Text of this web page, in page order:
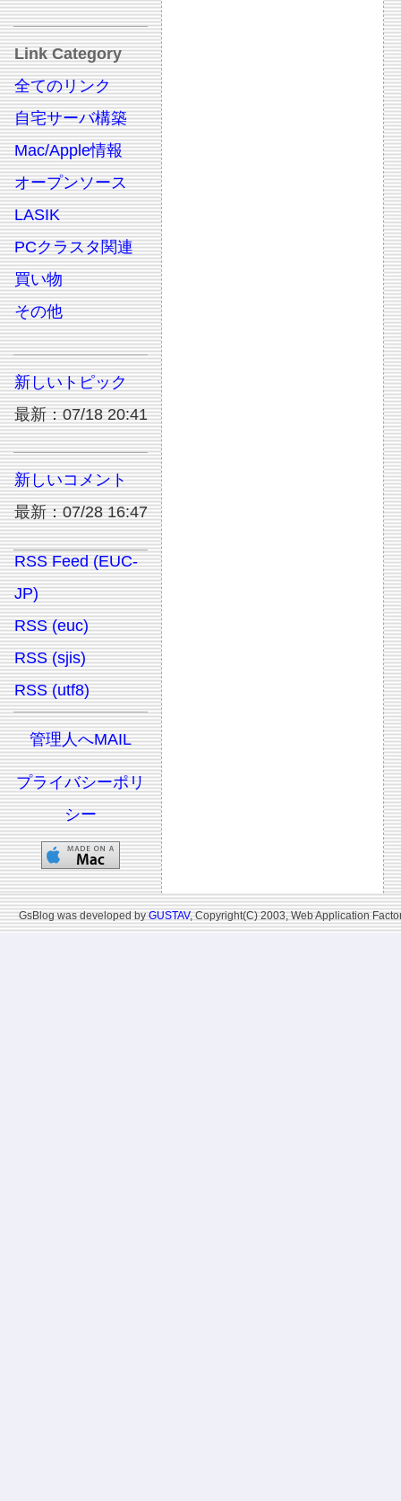
Link Category
全てのリンク
自宅サーバ構築
Mac/Apple情報
オープンソース
LASIK
PCクラスタ関連
買い物
その他
新しいトピック
最新：07/18 20:41
新しいコメント
最新：07/28 16:47
RSS Feed (EUC-
JP)
RSS (euc)
RSS (sjis)
RSS (utf8)
管理人へMAIL
プライバシーポリ
シー
GsBlog was developed byGUSTAV, Copyright(C) 2003, Web Application